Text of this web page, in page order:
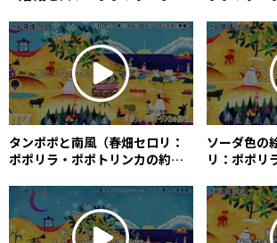
of Palms and Millions of
Prayers (Céleri Haruhata)
(Céleri
タンポポと南風（春畑セロリ：
ポポリラ・ポポトリンカの約
Wind (Céleri Haruhata)
ソーダ色の
リ：ポポリ
Color of
Haruhata)